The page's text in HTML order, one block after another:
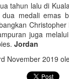
tahun lalu di
medali emas
juga
Jordan
November 2019